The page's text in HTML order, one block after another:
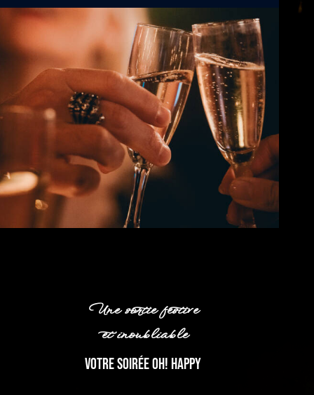
Une sortie festive
et inoubliable
VOTRE SOIRÉE OH! HAPPY